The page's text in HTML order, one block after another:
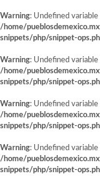
Warning: Undefined
/home/
snippets/php/snippet-
Warning: Undefined
/home/
snippets/php/snippet-
Warning: Undefined
/home/
snippets/php/snippet-
Warning: Undefined
/home/
snippets/php/snippet-